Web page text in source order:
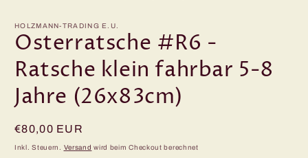
HOLZMANN-TRADING E.U.
Osterratsche #R6 -
Ratsche klein fahrbar 5-8
Jahre (26x83cm)
Normaler
Preis
€80,00 EUR
Inkl. Steuern. Versand wird beim Checkout berechnet